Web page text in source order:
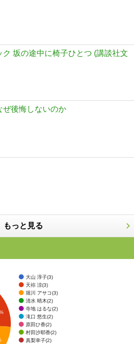
ク 坂の途中に椅子ひとつ (講談社文
ぜ後悔しないのか
もっと見る
大山 淳子(3)
天祢 涼(3)
堀川 アサコ(3)
清水 晴木(2)
寺地 はるな(2)
滝口 悠生(2)
原田ひ香(2)
村田沙耶香(2)
真梨幸子(2)